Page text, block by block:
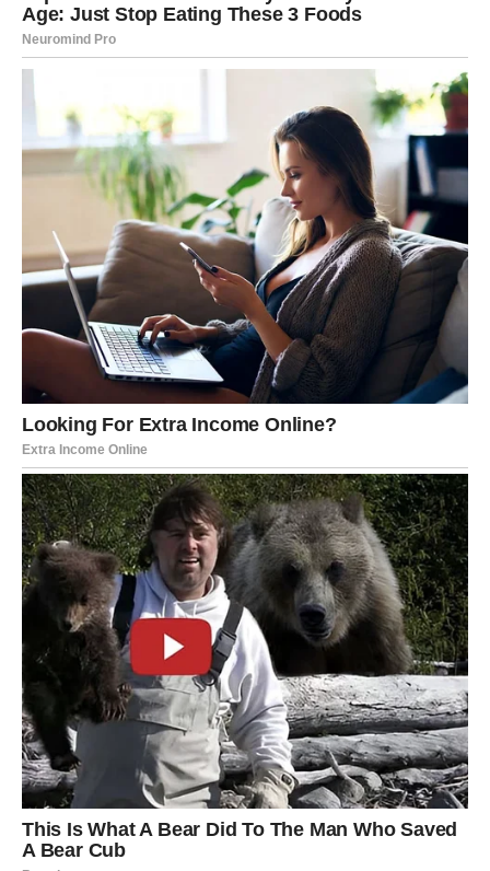
Blizanci
Blizanci u narednim danima mogu dobiti karmičku lekciju
kroz komunikaciju i odnose sa ljudima.
Moguće je da ćete dobiti vest ili razgovor koji razjašnjava
situaciju koja vas je dugo zbunjivala.